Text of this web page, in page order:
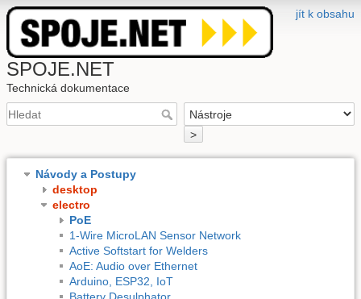
jít k obsahu
SPOJE.NET
Technická dokumentace
>
Návody a Postupy
desktop
electro
PoE
1-Wire MicroLAN Sensor Network
Active Softstart for Welders
AoE: Audio over Ethernet
Arduino, ESP32, IoT
Battery Desulphator